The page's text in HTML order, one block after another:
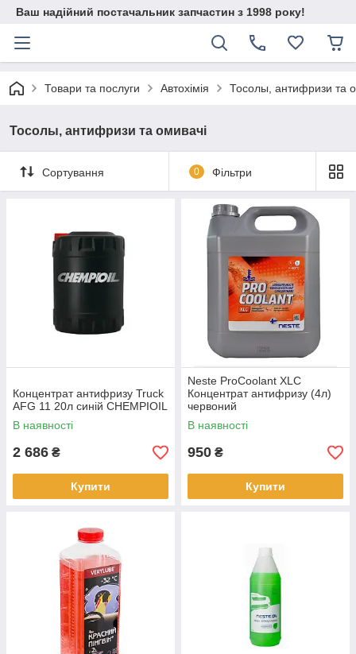
Ваш надійний постачальник запчастин з 1998 року!
Товари та послуги Автохімія Тосолы, антифризи та
Тосолы, антифризи та омивачі
Сортування 0 Фільтри
Концентрат антифризу Truck
AFG 11 20л синій CHEMPIOIL
В наявності
2 686 ₴
Купити
Neste ProCoolant XLC
Концентрат антифризу (4л)
червоний
В наявності
950 ₴
Купити